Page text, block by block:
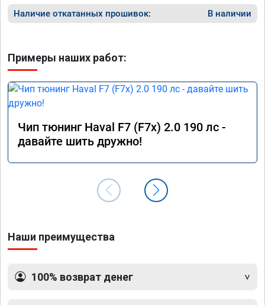
Наличие откатанных прошивок: В наличии
Примеры наших работ:
Чип тюнинг Haval F7 (F7x) 2.0 190 лс -
давайте шить дружно!
Наши преимущества
100% возврат денег